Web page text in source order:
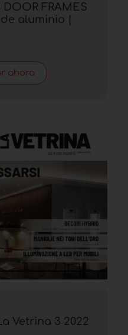
FRAMES
aluminio |
ahora
Vetrina 3 2022